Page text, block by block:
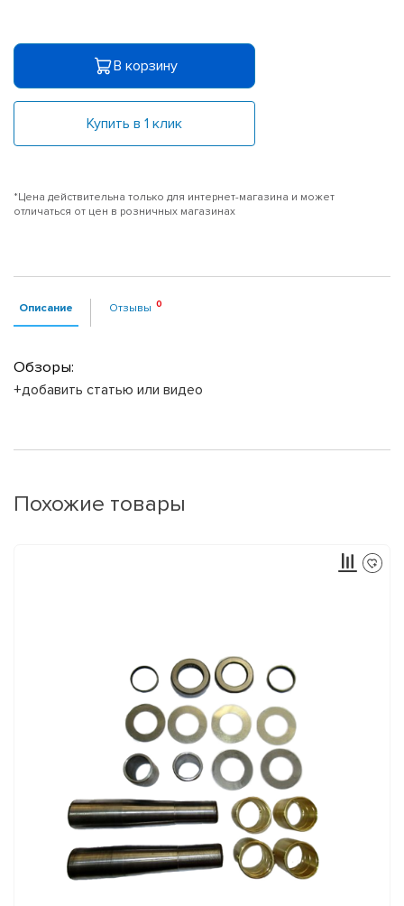
В корзину
Купить в 1 клик
*Цена действительна только для интернет-магазина и может
отличаться от цен в розничных магазинах
Описание Отзывы
Обзоры:
+добавить статью или видео
Похожие товары